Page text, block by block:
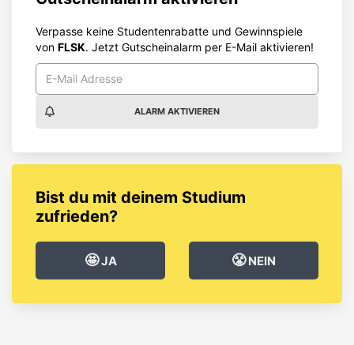
Verpasse keine Studentenrabatte und Gewinnspiele
von FLSK. Jetzt Gutscheinalarm per E-Mail aktivieren!
ALARM AKTIVIEREN
Bist du mit deinem Studium
zufrieden?
🤩JA 😤NEIN